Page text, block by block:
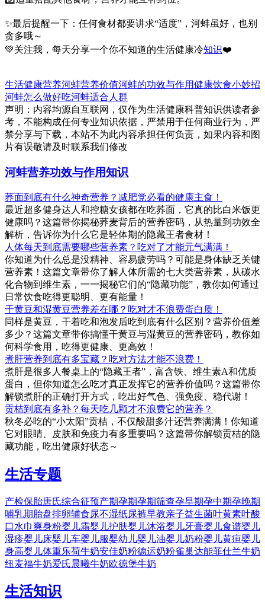
✨最后提醒一下：任何食材都要讲求“适度”，河蚌虽好，也别
贪多哦～
💚关注我，每天分享一个你不知道的生活健康冷知识❤️
生活健康营养河蚌营养价值河蚌的功效与作用健康饮食小妙招
河蚌怎么做好吃河蚌适合人群
声明：内容均源自互联网，仅作为生活健康科普知识供读者参
考，不能构成任何专业知识依据，严禁用于任何商业行为，严
禁分享与下载，本站不为此内容承担任何负责，如果内容和图
片有误敬请及时联系我们修改
河蚌营养功效与作用知识
荞面到底有什么神奇营养？减肥党必看的健康主食！
最近超多健身达人和控糖女孩都在吃荞面，它真的比白米饭更
健康吗？这篇带你揭秘荞麦背后的营养密码，从热量到功效全
解析，告诉你为什么它是轻体期的隐藏王者食材！
人体每天到底需要哪些营养素？吃对了才能元气满满！
你知道为什么总是没精神、容易疲劳吗？可能是身体缺乏关键
营养素！这篇文章带你了解人体所需的七大类营养素，从碳水
化合物到维生素，一一揭秘它们的“隐藏功能”，教你如何通过
日常饮食吃得更聪明、更有能量！
干黄豆和湿黄豆营养差在哪？吃对才不浪费蛋白质！
同样是黄豆，干着吃和泡发后吃到底有什么区别？营养价值差
多少？这篇文章带你搞懂干黄豆与湿黄豆的营养密码，教你如
何科学食用，吃得更健康、更高效！
煮肝营养到底有多宝藏？吃对方法才能不浪费！
煮肝是很多人餐桌上的“隐藏王者”，富含铁、维生素A和优质
蛋白，但你知道怎么吃才真正发挥它的营养价值吗？这篇带你
解锁煮肝的正确打开方式，吃出好气色、强免疫、稳代谢！
贡桔到底有多补？每天吃几颗才不浪费它的营养？
秋冬必吃的“小太阳”贡桔，不仅酸甜多汁还营养满满！你知道
它对眼睛、皮肤和免疫力有多重要吗？这篇带你解锁贡桔的隐
藏功能，吃出健康好状态～
生活专题
产检保胎唐氏综合征预产期孕期孕期筛查孕早期孕中期孕晚期
哺乳期 胎盘排卵辅食尿不湿纸尿裤早教亲子益生菌叶黄素叶酸
口水巾爽身粉婴儿霜婴儿护肤婴儿沐浴婴儿牙膏婴儿食谱婴儿
湿疹婴儿床婴儿车婴儿服婴幼儿婴儿油婴儿奶粉婴儿黄疸婴儿
身高婴儿体重乐荷牛奶安佳奶粉德运奶粉雀巢达能菲仕兰牛奶
纽麦福牛奶爱氏晨曦牛奶欧德堡牛奶
生活知识